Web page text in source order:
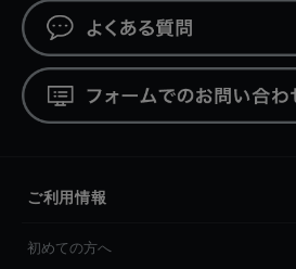
ご利用情報
初めての方へ